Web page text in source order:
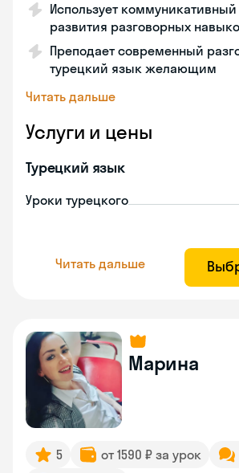
Использует
развития разговорных
Преподает современный
турецкий язык желающим
Читать дальше
Услуги и цены
Турецкий язык
Уроки турецкого
Читать дальше
Марина
5 от 1590 ₽ за урок